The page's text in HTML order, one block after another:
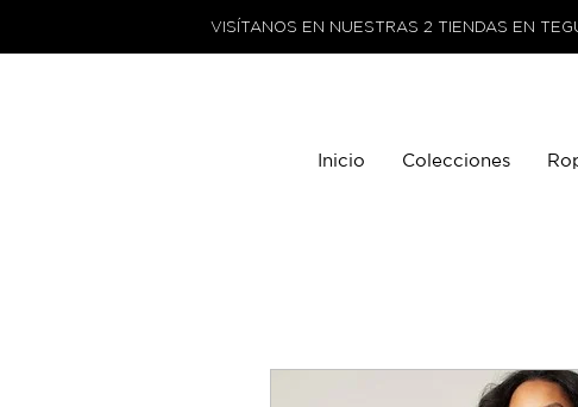
VISÍTANOS EN NUESTRAS 2 TIENDAS EN
Inicio Colecciones